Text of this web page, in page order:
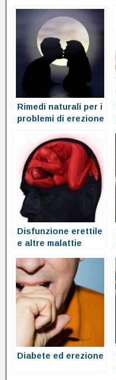
Rimedi naturali per i
problemi di erezione
Disfunzione erettile
e altre malattie
Diabete ed erezione